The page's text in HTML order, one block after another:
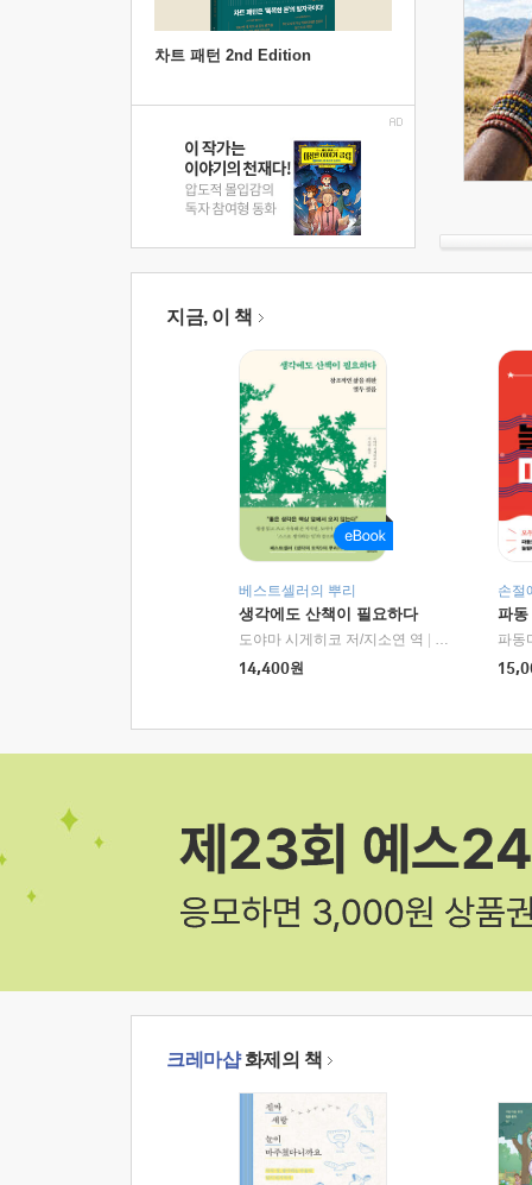
차트 패턴 2nd Edition
지금, 이 책
베스트셀러의 뿌리
생각에도 산책이 필요하다
도야마 시게히코 저/지소연 역
알에이치코리
14,400원
손절
파동
파동
크레마샵화제의 책